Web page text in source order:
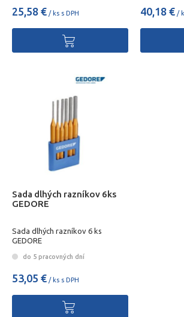
25,58 € / ks s DPH 40,18 € /
Sada dlhých razníkov 6ks
GEDORE
Sada dlhých razníkov 6 ks
GEDORE
do 5 pracovných dní
53,05 € / ks s DPH